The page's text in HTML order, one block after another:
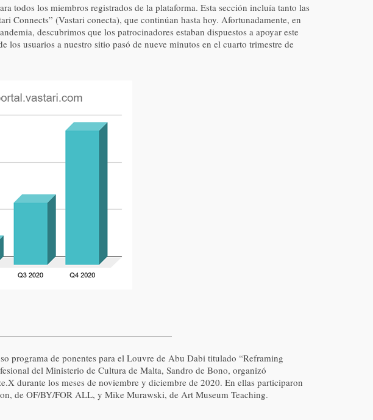
todos los miembros registrados de la plataforma. Esta sección incluía tanto las
Connects” (Vastari conecta), que continúan hasta hoy. Afortunadamente, en
descubrimos que los patrocinadores estaban dispuestos a apoyar este
usuarios a nuestro sitio pasó de nueve minutos en el cuarto trimestre de
programa de ponentes para el Louvre de Abu Dabi titulado “Reframing
del Ministerio de Cultura de Malta, Sandro de Bono, organizó
durante los meses de noviembre y diciembre de 2020. En ellas participaron
de OF/BY/FOR ALL, y Mike Murawski, de Art Museum Teaching.